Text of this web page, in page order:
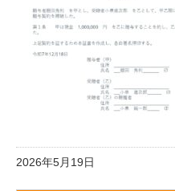
2026年5月19日